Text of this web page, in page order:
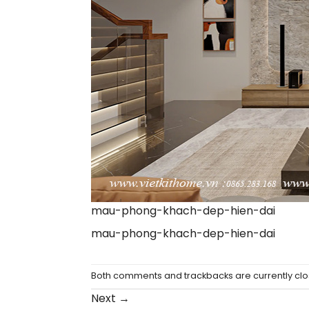
mau-phong-khach-dep-hien-dai
mau-phong-khach-dep-hien-dai
Both comments and trackbacks are currently
Next →